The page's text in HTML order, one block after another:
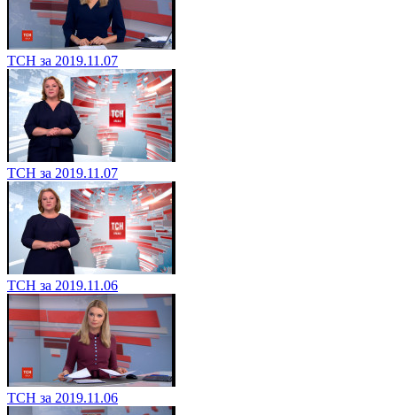
ТСН за 2019.11.07
ТСН за 2019.11.07
ТСН за 2019.11.06
ТСН за 2019.11.06